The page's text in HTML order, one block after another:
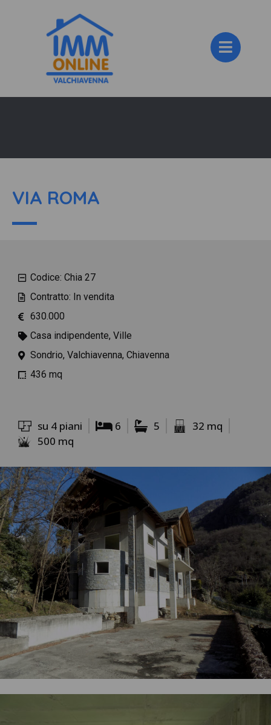
VIA ROMA
Codice: Chia 27
Contratto: In vendita
630.000
Casa indipendente, Ville
Sondrio, Valchiavenna, Chiavenna
436 mq
su 4 piani 6 5
32 mq
500 mq